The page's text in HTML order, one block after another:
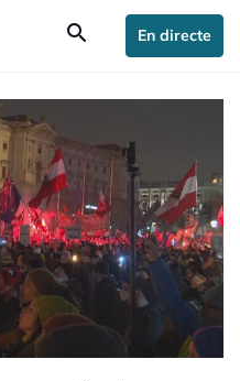
search En directe